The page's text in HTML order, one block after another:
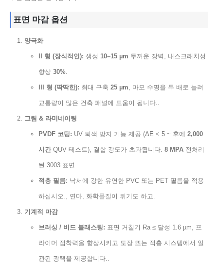
표면 마감 옵션
양극화
II 형 (장식적인): 생성10–15 µm 두꺼운 장벽, 내스크래치성
향상30%.
III 형 (딱딱한): 최대 구축25 µm, 마모 수명을 두 배로 늘려
교통량이 많은 건축 패널에 도움이 됩니다..
그림 & 라미네이팅
PVDF 코팅: UV 퇴색 방지 기능 제공 (ΔE < 5 ~ 후에2,000
시간QUV 테스트), 결합 강도가 초과됩니다.8 MPA 전처리
된 3003 표면.
적층 필름: 낙서에 강한 유연한 PVC 또는 PET 필름을 적용
하십시오., 연마, 화학물질이 튀기도 하고.
기계적 마감
브러싱 / 비드 블래스팅: 표면 거칠기 Ra ≤ 달성 1.6 µm, 프
라이머 접착력을 향상시키고 도장 또는 적층 시스템에서 일
관된 광택을 제공합니다..